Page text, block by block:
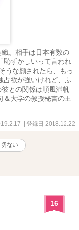
。相手は日本有数の
恥ずかしいって言われ
うな顔されたら、もっ
占欲が強いけれど、ふ
との関係は順風満帆
大学の教授秘書の王
| 登録日 2018.12.22
切ない
16